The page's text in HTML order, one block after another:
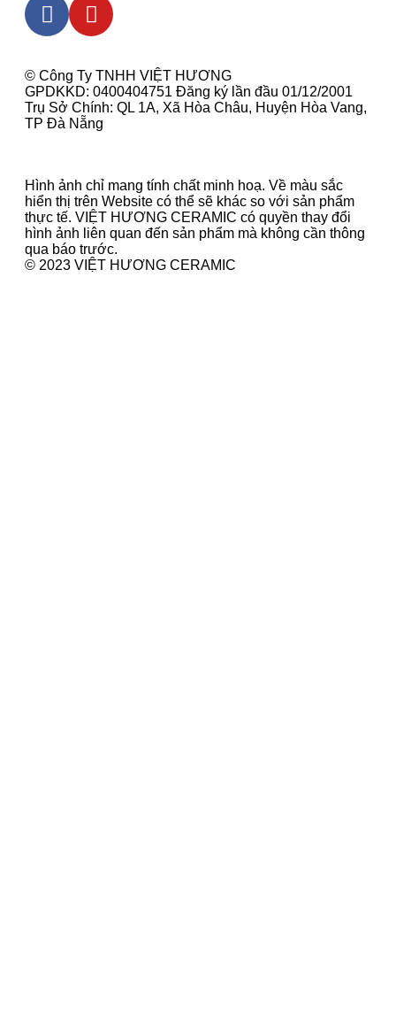
© Công Ty TNHH VIỆT HƯƠNG
GPDKKD: 0400404751 Đăng ký lần đầu 01/12/2001
Trụ Sở Chính: QL 1A, Xã Hòa Châu, Huyện Hòa Vang,
TP Đà Nẵng
Hình ảnh chỉ mang tính chất minh hoạ. Về màu sắc
hiển thị trên Website có thể sẽ khác so với sản phẩm
thực tế. VIỆT HƯƠNG CERAMIC có quyền thay đổi
hình ảnh liên quan đến sản phẩm mà không cần thông
qua báo trước.
© 2023 VIỆT HƯƠNG CERAMIC